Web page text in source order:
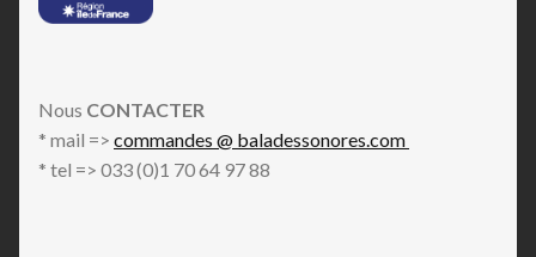
Nous CONTACTER
* mail => commandes @ baladessonores.com
* tel => 033 (0)1 70 64 97 88